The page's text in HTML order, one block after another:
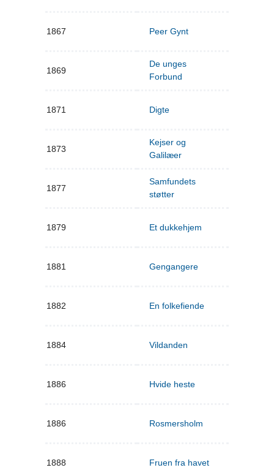
1867 Peer Gynt
1869
De unges
Forbund
1871 Digte
1873
Kejser og
Galilæer
1877
Samfundets
støtter
1879 Et dukkehjem
1881 Gengangere
1882 En folkefiende
1884 Vildanden
1886 Hvide heste
1886 Rosmersholm
1888 Fruen fra havet